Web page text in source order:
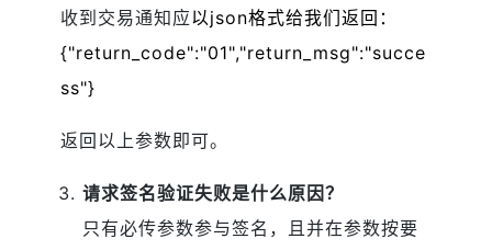
收到交易通知应以json格式给我们返回：
{"return_code":"01","return_msg":"succe
ss"}
返回以上参数即可。
请求签名验证失败是什么原因？
只有必传参数参与签名，且并在参数按要